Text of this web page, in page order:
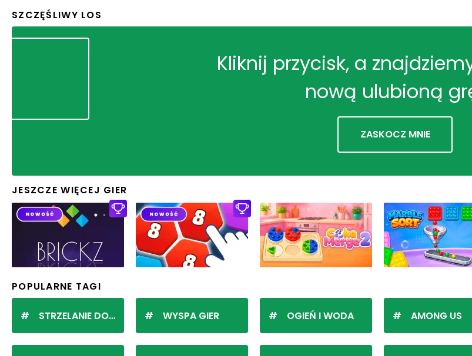
SZCZĘŚLIWY LOS
Kliknij przycisk, a
nową ulubioną
ZASKOCZ MNIE
JESZCZE WIĘCEJ GIER
POPULARNE TAGI
STRZELANIE DO KULEK WYSPA GIER OGIEŃ I WODA AMONG US